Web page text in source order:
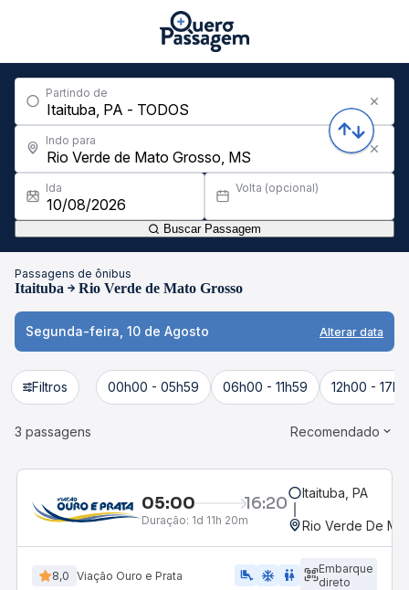
Partindo de
Indo para
Ida Volta (opcional)
Buscar Passagem
Passagens de ônibus
Itaituba Rio Verde de Mato Grosso
Segunda-feira, 10 de Agosto Alterar data
Filtros 00h00 - 05h59 06h00 - 11h59 12h00 -
3 passagens Recomendado
05:00 16:20
Duração: 1d 11h 20m
Itaituba, PA
Rio Verde De
8,0 Viação Ouro e Prata airline_seat_legroom_extra ac_unit WC
Embarque
direto